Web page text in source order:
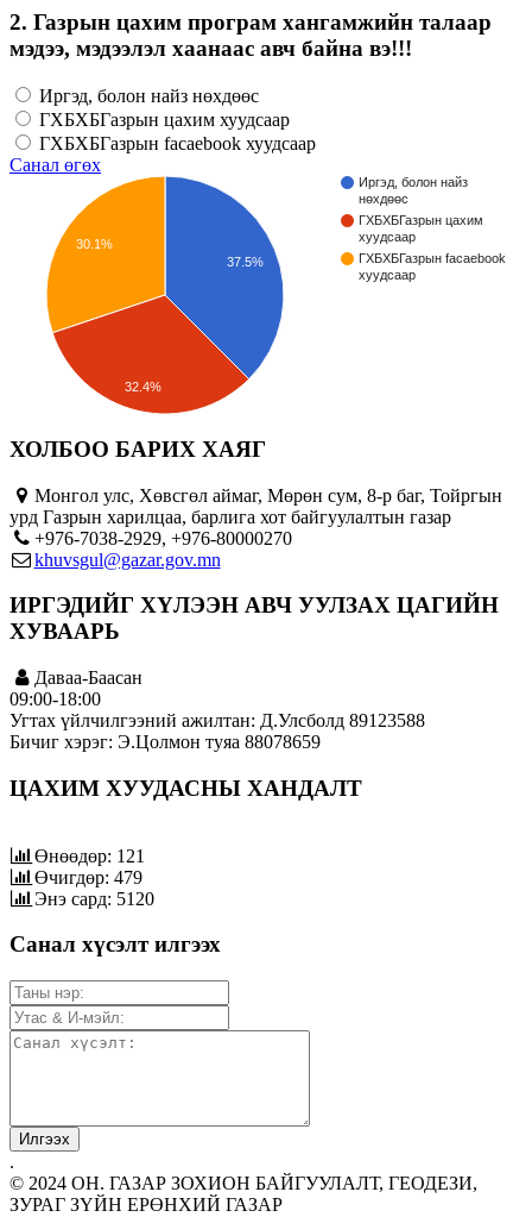
2. Газрын цахим програм хангамжийн талаар
мэдээ, мэдээлэл хаанаас авч байна вэ!!!
Иргэд, болон найз нөхдөөс
ГХБХБГазрын цахим хуудсаар
ГХБХБГазрын facaebook хуудсаар
Санал өгөх
Иргэд, болон найз
нөхдөөс
ГХБХБГазрын цахим
хуудсаар
ГХБХБГазрын facaebook
хуудсаар
37.5%
30.1%
32.4%
ХОЛБОО БАРИХ ХАЯГ
Монгол улс, Хөвсгөл аймаг, Мөрөн сум, 8-р баг, Тойргын
урд Газрын харилцаа, барлига хот байгуулалтын газар
+976-7038-2929, +976-80000270
khuvsgul@gazar.gov.mn
ИРГЭДИЙГ ХҮЛЭЭН АВЧ УУЛЗАХ ЦАГИЙН
ХУВААРЬ
Даваа-Баасан
09:00-18:00
Угтах үйлчилгээний ажилтан: Д.Улсболд 89123588
Бичиг хэрэг: Э.Цолмон туяа 88078659
ЦАХИМ ХУУДАСНЫ ХАНДАЛТ
Өнөөдөр: 121
Өчигдөр: 479
Энэ сард: 5120
Санал хүсэлт илгээх
.
© 2024 ОН. ГАЗАР ЗОХИОН БАЙГУУЛАЛТ, ГЕОДЕЗИ,
ЗУРАГ ЗҮЙН ЕРӨНХИЙ ГАЗАР